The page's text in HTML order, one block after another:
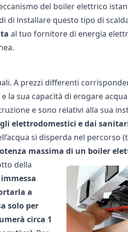
del boiler elettrico
di installare questo tipo di
al tuo fornitore di energia
A prezzi differenti
la sua capacità di erogare
e sono relativi alla sua
elettrodomestici e dai
si disperda nel percorso
massima di un boiler
della
a
solo per
circa 1